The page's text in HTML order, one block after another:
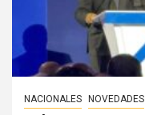
NACIONALES NOVEDADES